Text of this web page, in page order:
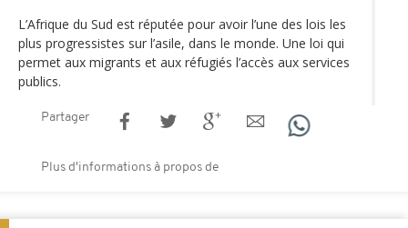
L’Afrique du Sud est réputée pour avoir l’une des lois les
plus progressistes sur l’asile, dans le monde. Une loi qui
permet aux migrants et aux réfugiés l’accès aux services
publics.
Partager
Plus d'informations à propos de